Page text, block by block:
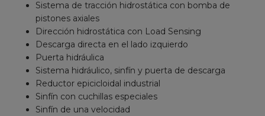
Sistema de tracción hidrostática con bomba de
pistones axiales
Dirección hidrostática con Load Sensing
Descarga directa en el lado izquierdo
Puerta hidráulica
Sistema hidráulico, sinfín y puerta de descarga
Reductor epicicloidal industrial
Sinfín con cuchillas especiales
Sinfín de una velocidad